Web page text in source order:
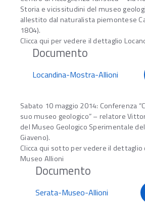
Storia e vicissitudini del museo
allestito dal naturalista piemontese
1804).
Clicca qui per vedere il dettaglio
Locandina-Mostra-Allioni
Sabato 10 maggio 2014: Conferenza
suo museo geologico” – relatore
del Museo Geologico Sperimentale
Giaveno).
Clicca qui sotto per vedere il
Museo Allioni
Serata-Museo-Allioni